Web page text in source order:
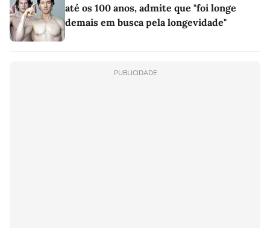
até os 100 anos, admite que "foi longe
demais em busca pela longevidade"
PUBLICIDADE